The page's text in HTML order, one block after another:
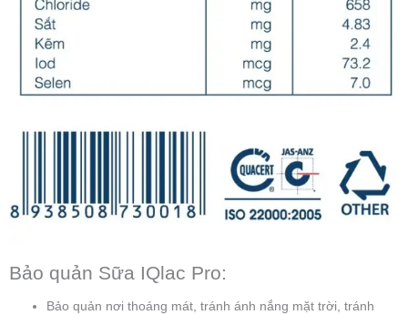
Bảo quản Sữa IQlac Pro:
Bảo quản nơi thoáng mát, tránh ánh nắng mặt trời, tránh